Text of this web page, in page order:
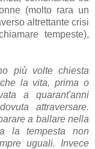
(molto rara un
altrettante crisi
tempeste),
più volte chiesta
la vita, prima o
a quarant'anni
attraversare.
a ballare nella
la tempesta non
uguali. Invece